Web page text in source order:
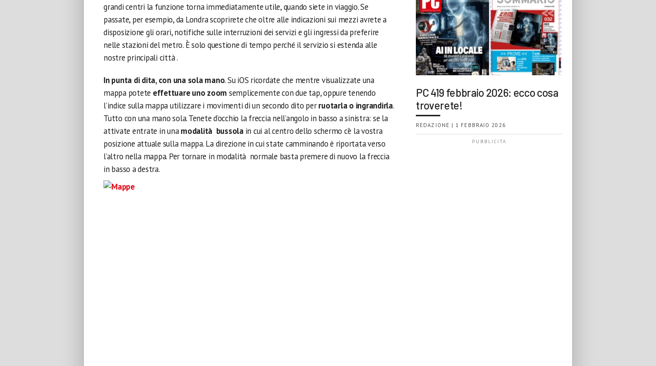
grandi centri la funzione torna immediatamente utile, quando siete in viaggio. Se
passate, per esempio, da Londra scoprirete che oltre alle indicazioni sui mezzi avrete a
disposizione gli orari, notifiche sulle interruzioni dei servizi e gli ingressi da preferire
nelle stazioni del metro. È solo questione di tempo perché il servizio si estenda alle
nostre principali città .
In punta di dita, con una sola mano. Su iOS ricordate che mentre visualizzate una
mappa potete effettuare uno zoom semplicemente con due tap, oppure tenendo
l’indice sulla mappa utilizzare i movimenti di un secondo dito perruotarla o ingrandirla.
Tutto con una mano sola. Tenete d’occhio la freccia nell’angolo in basso a sinistra: se la
attivate entrate in unamodalità bussolain cui al centro dello schermo c’è la vostra
posizione attuale sulla mappa. La direzione in cui state camminando è riportata verso
l’altro nella mappa. Per tornare in modalità normale basta premere di nuovo la freccia
in basso a destra.
PC 419 febbraio 2026: ecco cosa
troverete!
REDAZIONE | 1 FEBBRAIO 2026